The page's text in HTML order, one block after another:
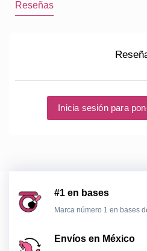
Reseñas
Inicia sesión para
#1 en bases
Marca número 1 en bases
Envíos en México